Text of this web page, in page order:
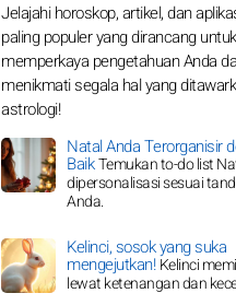
Jelajahi horoskop, artikel, dan
paling populer yang dirancang untuk
memperkaya pengetahuan Anda
menikmati segala hal yang
astrologi!
Natal Anda Terorganisir
BaikTemukan to-do list
dipersonalisasi sesuai
Anda.
Kelinci, sosok yang suka
mengejutkan!Kelinci
lewat ketenangan dan